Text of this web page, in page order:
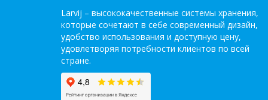
Larvij – высококачественные системы хранения,
которые сочетают в себе современный дизайн,
удобство использования и доступную цену,
удовлетворяя потребности клиентов по всей
стране.